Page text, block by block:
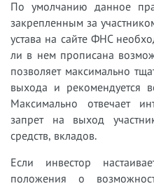
По умолчанию данное
закрепленным за
устава на сайте ФНС
ли в нем прописана
позволяет максимально
выхода и рекомендуется
Максимально отвечает
запрет на выход
средств, вкладов.
Если инвестор
положения о